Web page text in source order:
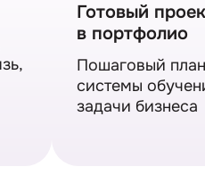
Готовый
в портфолио
Пошаговый
системы
задачи бизнеса